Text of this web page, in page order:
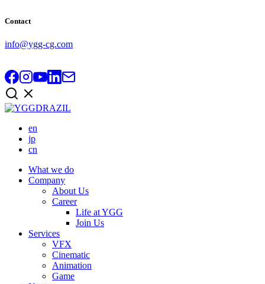
Contact
info@ygg-cg.com
en
jp
cn
What we do
Company
About Us
Career
Life at YGG
Join Us
Services
VFX
Cinematic
Animation
Game